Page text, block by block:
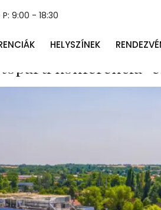
9:00 - 18:30
HELYSZÍNEK
konferencia‑